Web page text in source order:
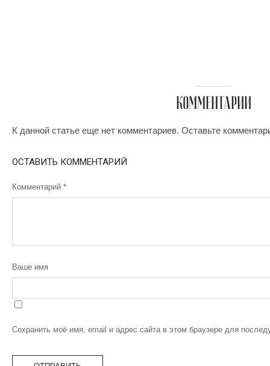
КОММЕНТАРИИ
К данной статье еще нет комментариев. Оставьте
ОСТАВИТЬ КОММЕНТАРИЙ
Комментарий *
Ваше имя
Сохранить моё имя, email и адрес сайта в этом браузере для